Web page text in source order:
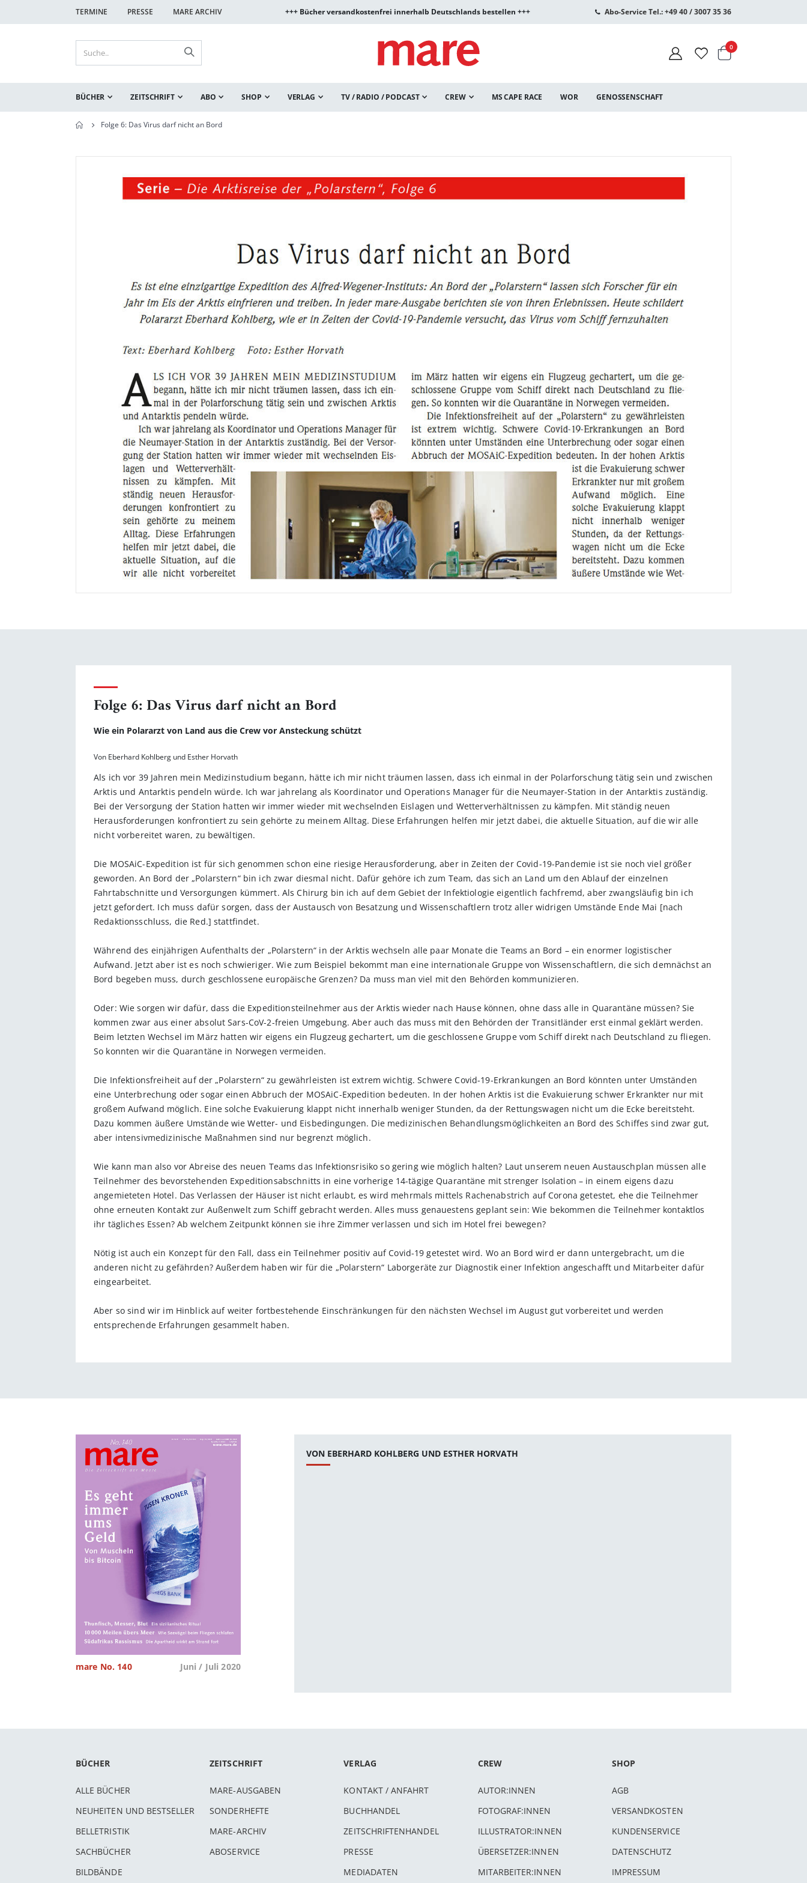
TERMINE PRESSE MARE ARCHIV +++ Bücher versandkostenfrei innerhalb Deutschlands bestellen +++ Abo-Service Tel.: +49 40 / 3007 35 36
Warenkorb
0Artikel
BÜCHER ZEITSCHRIFT ABO SHOP VERLAG TV / RADIO / PODCAST CREW MS CAPE RACE WOR GENOSSENSCHAFT
Folge 6: Das Virus darf nicht an Bord
Folge 6: Das Virus darf nicht an Bord
Wie ein Polararzt von Land aus die Crew vor Ansteckung schützt
Von Eberhard Kohlberg und Esther Horvath
Als ich vor 39 Jahren mein Medizinstudium begann, hätte ich mir nicht träumen lassen, dass ich einmal in der Polarforschung tätig sein und zwischen
Arktis und Antarktis pendeln würde. Ich war jahrelang als Koordinator und Operations Manager für die Neumayer-Station in der Antarktis zuständig.
Bei der Versorgung der Station hatten wir immer wieder mit wechselnden Eis­lagen und Wetterverhältnissen zu kämpfen. Mit ständig neuen
Herausforderungen konfrontiert zu sein gehörte zu meinem Alltag. Diese Erfahrungen helfen mir jetzt dabei, die aktuelle Situation, auf die wir alle
nicht vorbereitet waren, zu bewältigen.
Die MOSAiC-Expedition ist für sich genommen schon eine riesige Herausforderung, aber in Zeiten der Covid-19-Pandemie ist sie noch viel größer
geworden. An Bord der „Polarstern“ bin ich zwar diesmal nicht. Dafür gehöre ich zum Team, das sich an Land um den Ablauf der einzelnen
Fahrtabschnitte und Versorgungen kümmert. Als Chirurg bin ich auf dem Gebiet der Infektiologie eigentlich fachfremd, aber zwangsläufig bin ich
jetzt gefordert. Ich muss dafür sorgen, dass der Austausch von ­Besatzung und Wissenschaftlern trotz aller widrigen Umstände Ende Mai [nach
Redaktionsschluss, die Red.] stattfindet.
Während des einjährigen Aufenthalts der „Polarstern“ in der Arktis wechseln alle paar Monate die Teams an Bord – ein enormer logistischer
Aufwand. Jetzt aber ist es noch schwieriger. Wie zum Beispiel bekommt man eine internationale Gruppe von Wissenschaftlern, die sich demnächst an
Bord begeben muss, durch geschlossene europäische Grenzen? Da muss man viel mit den Behörden kommunizieren.
Oder: Wie sorgen wir dafür, dass die Expeditionsteilnehmer aus der Arktis wieder nach Hause können, ohne dass alle in Quarantäne müssen? Sie
kommen zwar aus einer absolut Sars-CoV-2-freien Umgebung. Aber auch das muss mit den Behörden der Transitländer erst einmal geklärt werden.
Beim letzten Wechsel im März hatten wir eigens ein Flugzeug gechartert, um die geschlossene Gruppe vom Schiff direkt nach Deutschland zu fliegen.
So konnten wir die Quarantäne in Norwegen vermeiden.
Die Infektionsfreiheit auf der „Polarstern“ zu gewährleisten ist extrem wichtig. Schwere Covid-19-Erkrankungen an Bord könnten unter Umständen
eine Unterbrechung oder sogar einen Abbruch der MOSAiC-Expedition bedeuten. In der hohen Arktis ist die Evakuierung schwer Erkrankter nur mit
großem Aufwand möglich. Eine solche Evakuierung klappt nicht innerhalb weniger Stunden, da der Rettungswagen nicht um die Ecke bereitsteht.
Dazu kommen äußere Umstände wie Wetter- und Eisbedingungen. Die medizinischen Behandlungsmöglichkeiten an Bord des Schiffes sind zwar gut,
aber intensiv­medizinische Maßnahmen sind nur begrenzt möglich.
Wie kann man also vor Abreise des neuen Teams das Infektionsrisiko so gering wie möglich halten? Laut unserem neuen Austauschplan müssen alle
Teilnehmer des bevorstehenden Expeditionsabschnitts in eine vorherige 14-tägige Quarantäne mit strenger Isolation – in einem eigens dazu
angemieteten Hotel. Das Verlassen der Häuser ist nicht erlaubt, es wird mehrmals mittels Rachenabstrich auf Corona getestet, ehe die Teilnehmer
ohne erneuten Kontakt zur Außenwelt zum Schiff gebracht werden. Alles muss genauestens geplant sein: Wie bekommen die Teilnehmer kontaktlos
ihr tägliches Essen? Ab welchem Zeitpunkt können sie ihre Zimmer verlassen und sich im Hotel frei bewegen?
Nötig ist auch ein Konzept für den Fall, dass ein Teilnehmer positiv auf Covid-19 getestet wird. Wo an Bord wird er dann ­untergebracht, um die
anderen nicht zu gefährden? Außerdem ­haben wir für die „Polarstern“ Laborgeräte zur Diagnostik einer Infektion angeschafft und Mitarbeiter dafür
eingearbeitet.
Aber so sind wir im Hinblick auf weiter fortbestehende Einschränkungen für den nächsten Wechsel im August gut vorbereitet und werden
entsprechende Erfahrungen gesammelt haben.
mare No. 140 Juni / Juli 2020
VON EBERHARD KOHLBERG UND ESTHER HORVATH
BÜCHER
ALLE BÜCHER
NEUHEITEN UND BESTSELLER
BELLETRISTIK
SACHBÜCHER
BILDBÄNDE
ZEITSCHRIFT
MARE-AUSGABEN
SONDERHEFTE
MARE-ARCHIV
ABOSERVICE
VERLAG
KONTAKT / ANFAHRT
BUCHHANDEL
ZEITSCHRIFTENHANDEL
PRESSE
MEDIADATEN
CREW
AUTOR:INNEN
FOTOGRAF:INNEN
ILLUSTRATOR:INNEN
ÜBERSETZER:INNEN
MITARBEITER:INNEN
SHOP
AGB
VERSANDKOSTEN
KUNDENSERVICE
DATENSCHUTZ
IMPRESSUM